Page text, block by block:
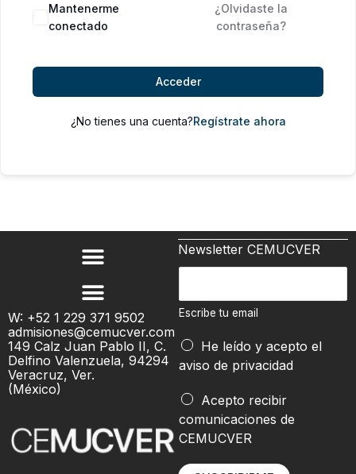
Alternative:
Mantenerme
conectado
¿Olvidaste la
contraseña?
Acceder
¿No tienes una cuenta?Regístrate ahora
W: +52 1 229 371 9502
admisiones@cemucver.com
149 Calz Juan Pablo II, C.
Delfino Valenzuela, 94294
Veracruz, Ver.
(México)
Newsletter CEMUCVER
c
i
b
e
u
e
m
Escribe tu email
He leído y acepto el
aviso de privacidad
e
a
l
Acepto recibir
comunicaciones de
CEMUCVER